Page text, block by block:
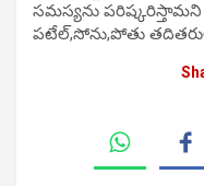
సమస్యను పరిష్కరిస్తామని
పటేల్,సోను,పోతు